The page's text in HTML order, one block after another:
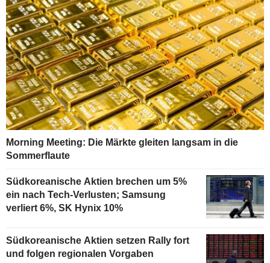
Morning Meeting: Die Märkte gleiten langsam in die
Sommerflaute
Südkoreanische Aktien brechen um 5%
ein nach Tech-Verlusten; Samsung
verliert 6%, SK Hynix 10%
Südkoreanische Aktien setzen Rally fort
und folgen regionalen Vorgaben